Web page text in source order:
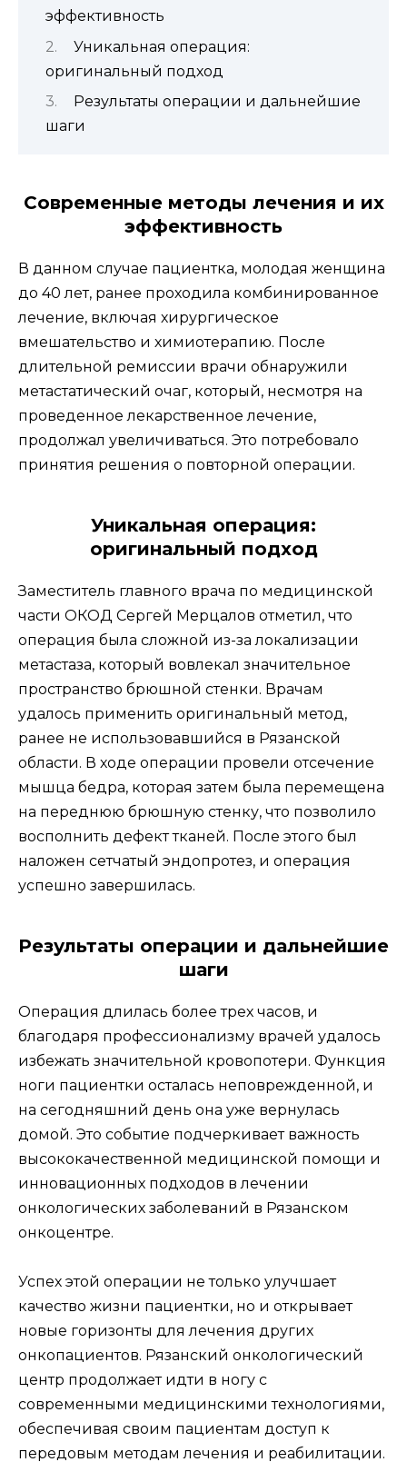
эффективность
Уникальная операция:
оригинальный подход
Результаты операции и дальнейшие
шаги
Современные методы лечения и их
эффективность
В данном случае пациентка, молодая женщина
до 40 лет, ранее проходила комбинированное
лечение, включая хирургическое
вмешательство и химиотерапию. После
длительной ремиссии врачи обнаружили
метастатический очаг, который, несмотря на
проведенное лекарственное лечение,
продолжал увеличиваться. Это потребовало
принятия решения о повторной операции.
Уникальная операция:
оригинальный подход
Заместитель главного врача по медицинской
части ОКОД Сергей Мерцалов отметил, что
операция была сложной из-за локализации
метастаза, который вовлекал значительное
пространство брюшной стенки. Врачам
удалось применить оригинальный метод,
ранее не использовавшийся в Рязанской
области. В ходе операции провели отсечение
мышца бедра, которая затем была перемещена
на переднюю брюшную стенку, что позволило
восполнить дефект тканей. После этого был
наложен сетчатый эндопротез, и операция
успешно завершилась.
Результаты операции и дальнейшие
шаги
Операция длилась более трех часов, и
благодаря профессионализму врачей удалось
избежать значительной кровопотери. Функция
ноги пациентки осталась неповрежденной, и
на сегодняшний день она уже вернулась
домой. Это событие подчеркивает важность
высококачественной медицинской помощи и
инновационных подходов в лечении
онкологических заболеваний в Рязанском
онкоцентре.
Успех этой операции не только улучшает
качество жизни пациентки, но и открывает
новые горизонты для лечения других
онкопациентов. Рязанский онкологический
центр продолжает идти в ногу с
современными медицинскими технологиями,
обеспечивая своим пациентам доступ к
передовым методам лечения и реабилитации.